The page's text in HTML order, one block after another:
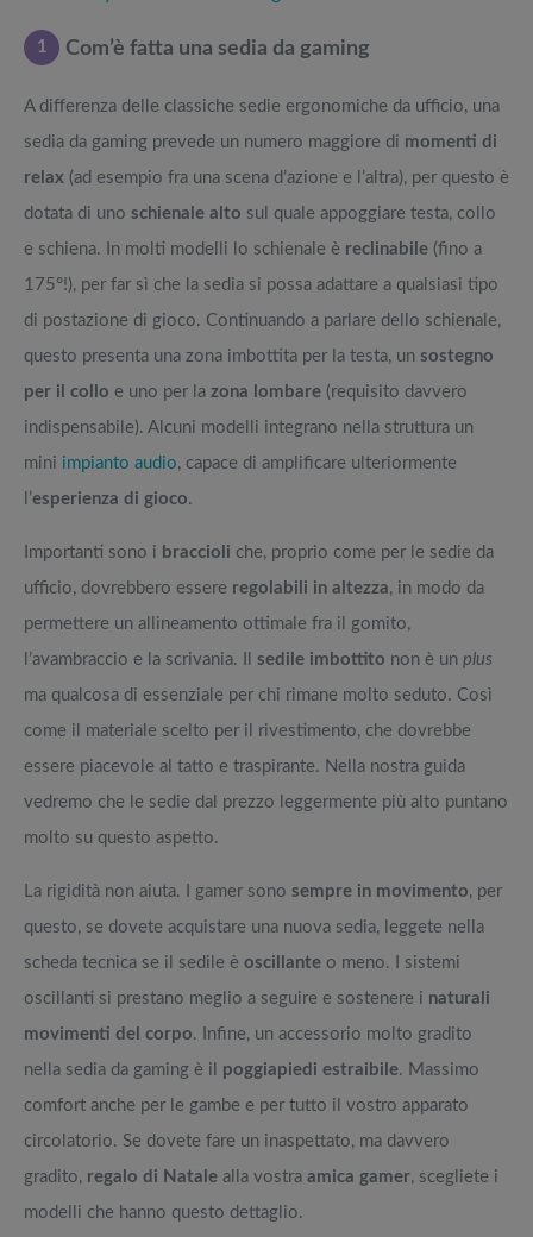
1 Com’è fatta una sedia da gaming
A differenza delle classiche sedie ergonomiche da ufficio, una
sedia da gaming prevede un numero maggiore di momenti di
relax (ad esempio fra una scena d’azione e l’altra), per questo è
dotata di uno schienale alto sul quale appoggiare testa, collo
e schiena. In molti modelli lo schienale è reclinabile (fino a
175°!), per far sì che la sedia si possa adattare a qualsiasi tipo
di postazione di gioco. Continuando a parlare dello schienale,
questo presenta una zona imbottita per la testa, un sostegno
per il collo e uno per la zona lombare (requisito davvero
indispensabile). Alcuni modelli integrano nella struttura un
mini impianto audio, capace di amplificare ulteriormente
l’esperienza di gioco.
Importanti sono i braccioli che, proprio come per le sedie da
ufficio, dovrebbero essere regolabili in altezza, in modo da
permettere un allineamento ottimale fra il gomito,
l’avambraccio e la scrivania. Il sedile imbottito non è un plus
ma qualcosa di essenziale per chi rimane molto seduto. Così
come il materiale scelto per il rivestimento, che dovrebbe
essere piacevole al tatto e traspirante. Nella nostra guida
vedremo che le sedie dal prezzo leggermente più alto puntano
molto su questo aspetto.
La rigidità non aiuta. I gamer sono sempre in movimento, per
questo, se dovete acquistare una nuova sedia, leggete nella
scheda tecnica se il sedile è oscillante o meno. I sistemi
oscillanti si prestano meglio a seguire e sostenere i naturali
movimenti del corpo. Infine, un accessorio molto gradito
nella sedia da gaming è il poggiapiedi estraibile. Massimo
comfort anche per le gambe e per tutto il vostro apparato
circolatorio. Se dovete fare un inaspettato, ma davvero
gradito, regalo di Natale alla vostra amica gamer, scegliete i
modelli che hanno questo dettaglio.